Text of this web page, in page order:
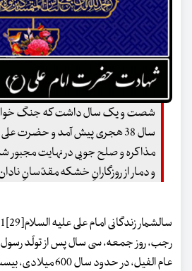
شصت و یک سال داشت که جنگ خوارج
سال 38 هجری پیش آمد و حضرت
مذاکره و صلح جویی در نهایت
و دمار از روزگارانِ خشکه مقدّسانِ نادان
رجب، روز جمعه، سی سال پس از تولّد رسول
عام الفیل، در حدود سال 600 میلادی، بیست سال قبل از هجرت.